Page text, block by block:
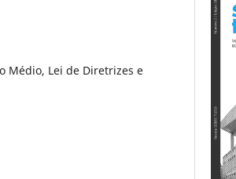
Médio, Lei de Diretrizes e